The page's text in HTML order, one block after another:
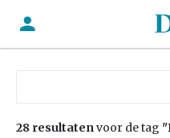
28 resultatenvoor de tag